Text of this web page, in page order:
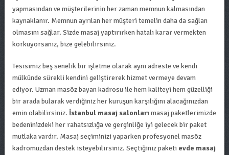
yapmasından ve müşterilerinin her zaman memnun kalmasından
kaynaklanır. Memnun ayrılan her müşteri temelin daha da sağlan
olmasını sağlar. Sizde masaj yaptırırken hatalı karar vermekten
korkuyorsanız, bize gelebilirsiniz.
Tesisimiz beş senelik bir işletme olarak aynı adreste ve kendi
mülkünde sürekli kendini geliştirerek hizmet vermeye devam
ediyor. Uzman masöz bayan kadrosu ile hem kaliteyi hem güzelliği
bir arada bularak verdiğiniz her kuruşun karşılığını alacağınızdan
emin olabilirsiniz. İstanbul masaj salonlarımasaj paketlerimizde
bedeninizdeki her rahatsızlığa ve gerginliğe iyi gelecek bir paket
mutlaka vardır. Masaj seçiminizi yaparken profesyonel masöz
kadromuzdan destek isteyebilirsiniz. Seçtiğiniz paketi evde masaj